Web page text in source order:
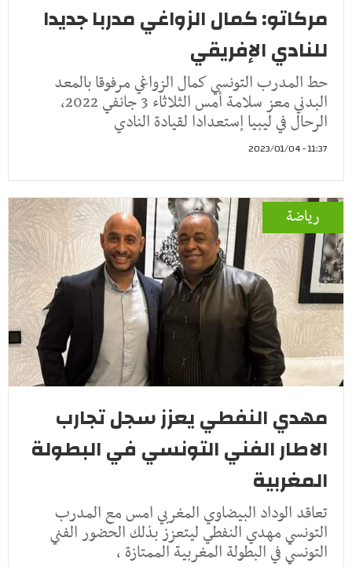
مركاتو: كمال الزواغي مدربا جديدا
للنادي الإفريقي
حط المدرب التونسي كمال الزواغي مرفوقا بالمعد
البدني معز سلامة أمس الثلاثاء 3 جانفي 2022،
الرحال في ليبيا إستعدادا لقيادة النادي
11:37 - 2023/01/04
رياضة
مهدي النفطي يعزز سجل تجارب
الاطار الفني التونسي في البطولة
المغربية
تعاقد الوداد البيضاوي المغربي امس مع المدرب
التونسي مهدي النفطي ليتعزز بذلك الحضور الفني
التونسي في البطولة المغربية الممتازة ،